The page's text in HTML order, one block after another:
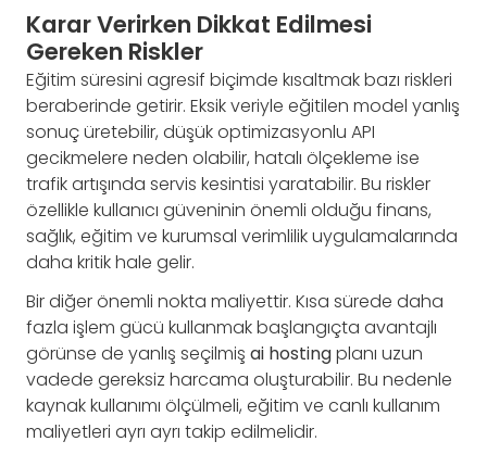
Karar Verirken Dikkat Edilmesi
Gereken Riskler
Eğitim süresini agresif biçimde kısaltmak bazı riskleri
beraberinde getirir. Eksik veriyle eğitilen model yanlış
sonuç üretebilir, düşük optimizasyonlu API
gecikmelere neden olabilir, hatalı ölçekleme ise
trafik artışında servis kesintisi yaratabilir. Bu riskler
özellikle kullanıcı güveninin önemli olduğu finans,
sağlık, eğitim ve kurumsal verimlilik uygulamalarında
daha kritik hale gelir.
Bir diğer önemli nokta maliyettir. Kısa sürede daha
fazla işlem gücü kullanmak başlangıçta avantajlı
görünse de yanlış seçilmiş ai hostingplanı uzun
vadede gereksiz harcama oluşturabilir. Bu nedenle
kaynak kullanımı ölçülmeli, eğitim ve canlı kullanım
maliyetleri ayrı ayrı takip edilmelidir.